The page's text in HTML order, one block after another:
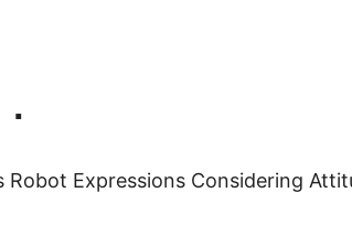
Expressions Considering